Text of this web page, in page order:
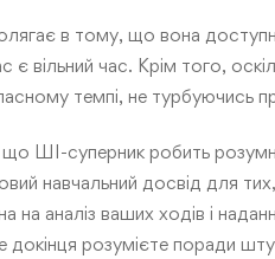
в тому, що вона
вільний час. Крім того,
темпі, не турбуючись
ШІ-суперник робить
навчальний досвід для
на аналіз ваших ходів і
розумієте поради